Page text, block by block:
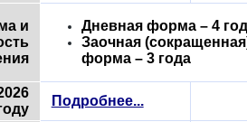
и
Дневная форма – 4
Заочная
форма – 3 года
Подробнее...